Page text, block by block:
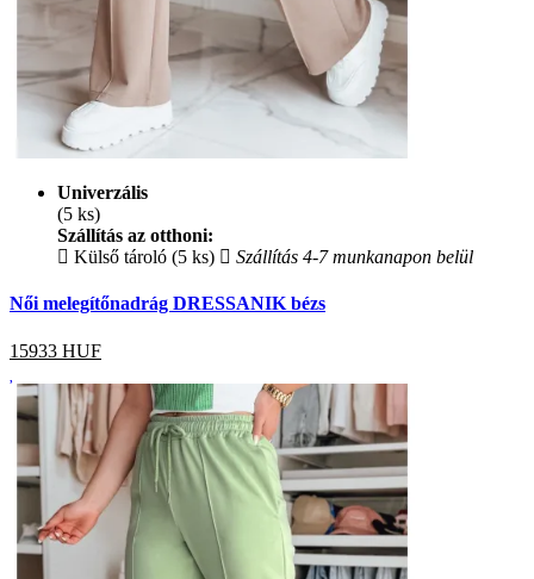
Univerzális
(5 ks)
Szállítás az otthoni:
Külső tároló (5 ks)
Szállítás 4-7 munkanapon belül
Női melegítőnadrág DRESSANIK bézs
15933 HUF